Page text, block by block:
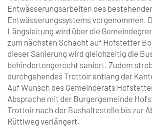
Entwässerungsarbeiten des
Entwässerungssystems vorgenommen.
Längsleitung wird über die
zum nächsten Schacht auf Hofstetter
dieser Sanierung wird gleichzeitig die
behindertengerecht saniert. Zudem
durchgehendes Trottoir entlang der
Auf Wunsch des Gemeinderats
Absprache mit der Burgergemeinde
Trottoir nach der Bushaltestelle bis zur
Rüttiweg verlängert.